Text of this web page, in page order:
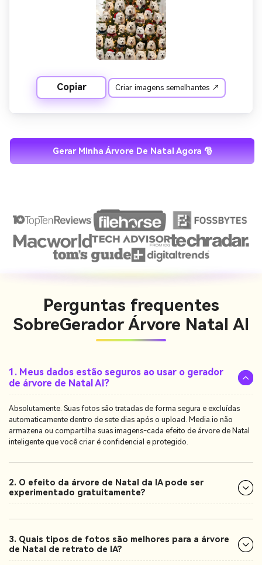
manter o equilíbrio. Adicione um laço de fita rosa macio
no topo da árvore. Plano de fundo: branco limpo com
luzes festivas sutis e sombras fracas para adicionar
profundidade. Estilo: Colagem de retrato ultra-realista,
iluminação de filme, tons consistentes, sombras naturais.
marca d'água de texto, árvore ausente, colagem lisa,
rostos flutuantes, proporções distorcidas, fundo
desordenado, baixa qualidade
Copiar Criar imagens semelhantes ↗
Gerar Minha Árvore De Natal Agora 🎅
Perguntas frequentes
SobreGerador Árvore Natal AI
1. Meus dados estão seguros ao usar o gerador
de árvore de Natal AI?
Absolutamente. Suas fotos são tratadas de forma segura e excluídas
automaticamente dentro de sete dias após o upload. Media.io não
armazena ou compartilha suas imagens-cada efeito de árvore de Natal
inteligente que você criar é confidencial e protegido.
2. O efeito da árvore de Natal da IA pode ser
experimentado gratuitamente?
3. Quais tipos de fotos são melhores para a árvore
de Natal de retrato de IA?